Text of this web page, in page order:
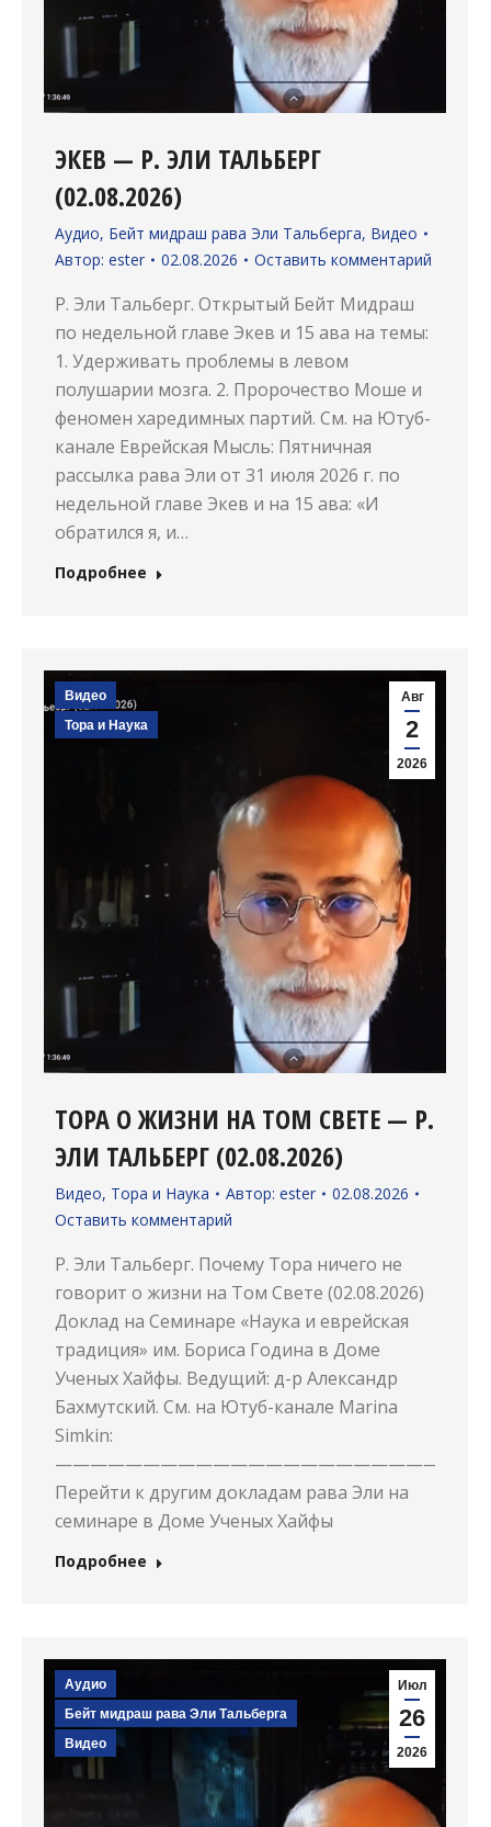
ЭКЕВ — Р. ЭЛИ ТАЛЬБЕРГ
(02.08.2026)
Аудио, Бейт мидраш рава Эли Тальберга, Видео
Автор: ester 02.08.2026 Оставить комментарий
Р. Эли Тальберг. Открытый Бейт Мидраш
по недельной главе Экев и 15 ава на темы:
1. Удерживать проблемы в левом
полушарии мозга. 2. Пророчество Моше и
феномен харедимных партий. См. на Ютуб-
канале Еврейская Мысль: Пятничная
рассылка рава Эли от 31 июля 2026 г. по
недельной главе Экев и на 15 ава: «И
обратился я, и…
Подробнее
Авг
2
2026
Видео
Тора и Наука
ТОРА О ЖИЗНИ НА ТОМ СВЕТЕ — Р.
ЭЛИ ТАЛЬБЕРГ (02.08.2026)
Видео, Тора и Наука Автор: ester
02.08.2026
Оставить комментарий
Р. Эли Тальберг. Почему Тора ничего не
говорит о жизни на Том Свете (02.08.2026)
Доклад на Семинаре «Наука и еврейская
традиция» им. Бориса Година в Доме
Ученых Хайфы. Ведущий: д-р Александр
Бахмутский. См. на Ютуб-канале Marina
Simkin:
Перейти к другим докладам рава Эли на
семинаре в Доме Ученых Хайфы
Подробнее
Июл
26
2026
Аудио
Бейт мидраш рава Эли Тальберга
Видео